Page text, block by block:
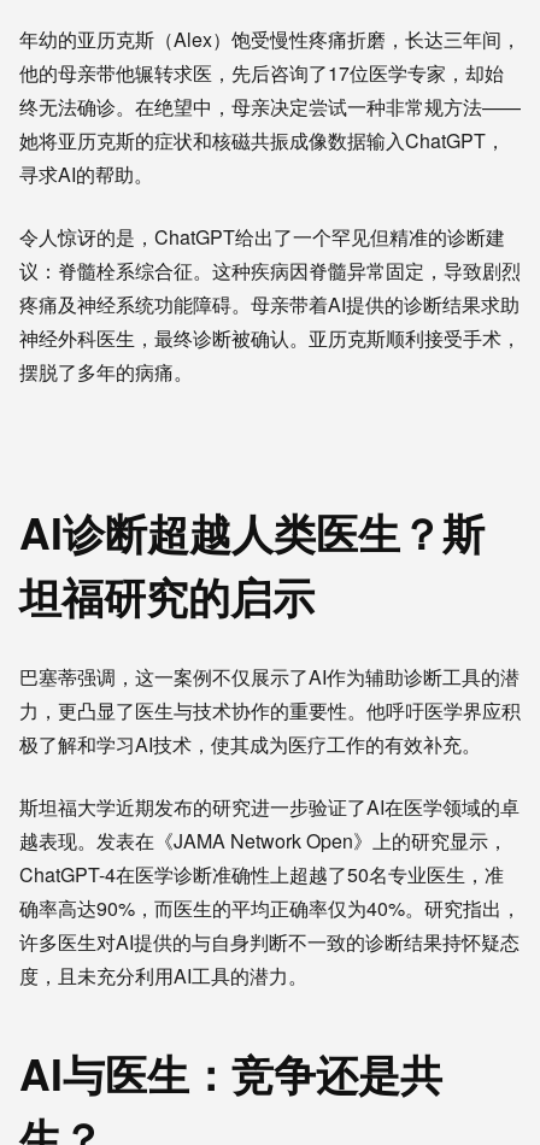
年幼的亚历克斯（Alex）饱受慢性疼痛折磨，长达三年间，
他的母亲带他辗转求医，先后咨询了17位医学专家，却始
终无法确诊。在绝望中，母亲决定尝试一种非常规方法——
她将亚历克斯的症状和核磁共振成像数据输入ChatGPT，
寻求AI的帮助。
令人惊讶的是，ChatGPT给出了一个罕见但精准的诊断建
议：脊髓栓系综合征。这种疾病因脊髓异常固定，导致剧烈
疼痛及神经系统功能障碍。母亲带着AI提供的诊断结果求助
神经外科医生，最终诊断被确认。亚历克斯顺利接受手术，
摆脱了多年的病痛。
AI诊断超越人类医生？斯
坦福研究的启示
巴塞蒂强调，这一案例不仅展示了AI作为辅助诊断工具的潜
力，更凸显了医生与技术协作的重要性。他呼吁医学界应积
极了解和学习AI技术，使其成为医疗工作的有效补充。
斯坦福大学近期发布的研究进一步验证了AI在医学领域的卓
越表现。发表在《JAMA Network Open》上的研究显示，
ChatGPT-4在医学诊断准确性上超越了50名专业医生，准
确率高达90%，而医生的平均正确率仅为40%。研究指出，
许多医生对AI提供的与自身判断不一致的诊断结果持怀疑态
度，且未充分利用AI工具的潜力。
AI与医生：竞争还是共